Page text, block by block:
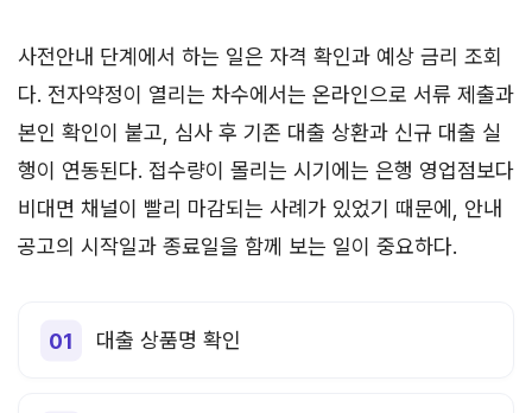
사전안내 단계에서 하는 일은 자격 확인과 예상 금리 조회
다. 전자약정이 열리는 차수에서는 온라인으로 서류 제출과
본인 확인이 붙고, 심사 후 기존 대출 상환과 신규 대출 실
행이 연동된다. 접수량이 몰리는 시기에는 은행 영업점보다
비대면 채널이 빨리 마감되는 사례가 있었기 때문에, 안내
공고의 시작일과 종료일을 함께 보는 일이 중요하다.
대출 상품명 확인